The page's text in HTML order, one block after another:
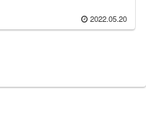
2022.05.20